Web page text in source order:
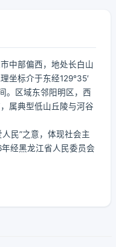
中部偏西，地处长白山
坐标介于东经129°35′
。区域东邻阳明区，西
属典型低山丘陵与河谷
民”之意，体现社会主
经黑龙江省人民委员会